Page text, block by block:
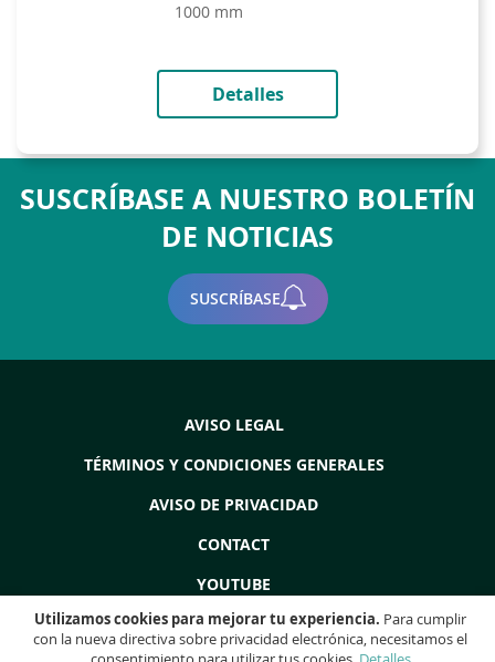
Utilizamos cookies para mejorar tu experiencia. Para cumplir
con la nueva directiva sobre privacidad electrónica, necesitamos el
1000 mm
Detalles
SUSCRÍBASE A NUESTRO BOLETÍN
DE NOTICIAS
SUSCRÍBASE
AVISO LEGAL
TÉRMINOS Y CONDICIONES GENERALES
AVISO DE PRIVACIDAD
CONTACT
YOUTUBE